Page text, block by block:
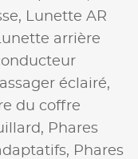
Lunette AR
Lunette arrière
éclairé,
du coffre
Phares
Phares